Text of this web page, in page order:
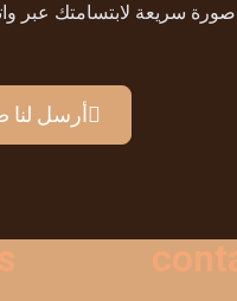
صورة سريعة لابتسامتك عبر
أرسل لنا